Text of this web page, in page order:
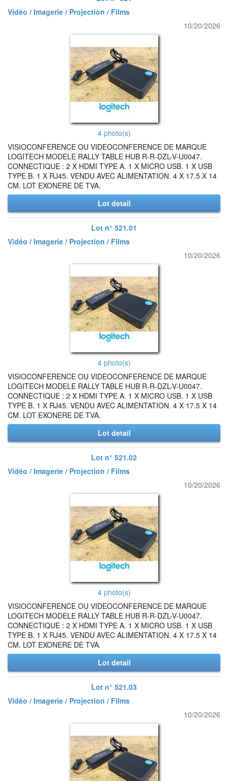
Vidéo / Imagerie / Projection / Films
10/20/2026
4 photo(s)
VISIOCONFERENCE OU VIDEOCONFERENCE DE MARQUE
LOGITECH MODELE RALLY TABLE HUB R-R-DZL-V-U0047.
CONNECTIQUE : 2 X HDMI TYPE A. 1 X MICRO USB. 1 X USB
TYPE B. 1 X RJ45. VENDU AVEC ALIMENTATION. 4 X 17.5 X 14
CM. LOT EXONERE DE TVA.
Lot detail
Lot n° 521.01
Vidéo / Imagerie / Projection / Films
10/20/2026
4 photo(s)
VISIOCONFERENCE OU VIDEOCONFERENCE DE MARQUE
LOGITECH MODELE RALLY TABLE HUB R-R-DZL-V-U0047.
CONNECTIQUE : 2 X HDMI TYPE A. 1 X MICRO USB. 1 X USB
TYPE B. 1 X RJ45. VENDU AVEC ALIMENTATION. 4 X 17.5 X 14
CM. LOT EXONERE DE TVA.
Lot detail
Lot n° 521.02
Vidéo / Imagerie / Projection / Films
10/20/2026
4 photo(s)
VISIOCONFERENCE OU VIDEOCONFERENCE DE MARQUE
LOGITECH MODELE RALLY TABLE HUB R-R-DZL-V-U0047.
CONNECTIQUE : 2 X HDMI TYPE A. 1 X MICRO USB. 1 X USB
TYPE B. 1 X RJ45. VENDU AVEC ALIMENTATION. 4 X 17.5 X 14
CM. LOT EXONERE DE TVA.
Lot detail
Lot n° 521.03
Vidéo / Imagerie / Projection / Films
10/20/2026